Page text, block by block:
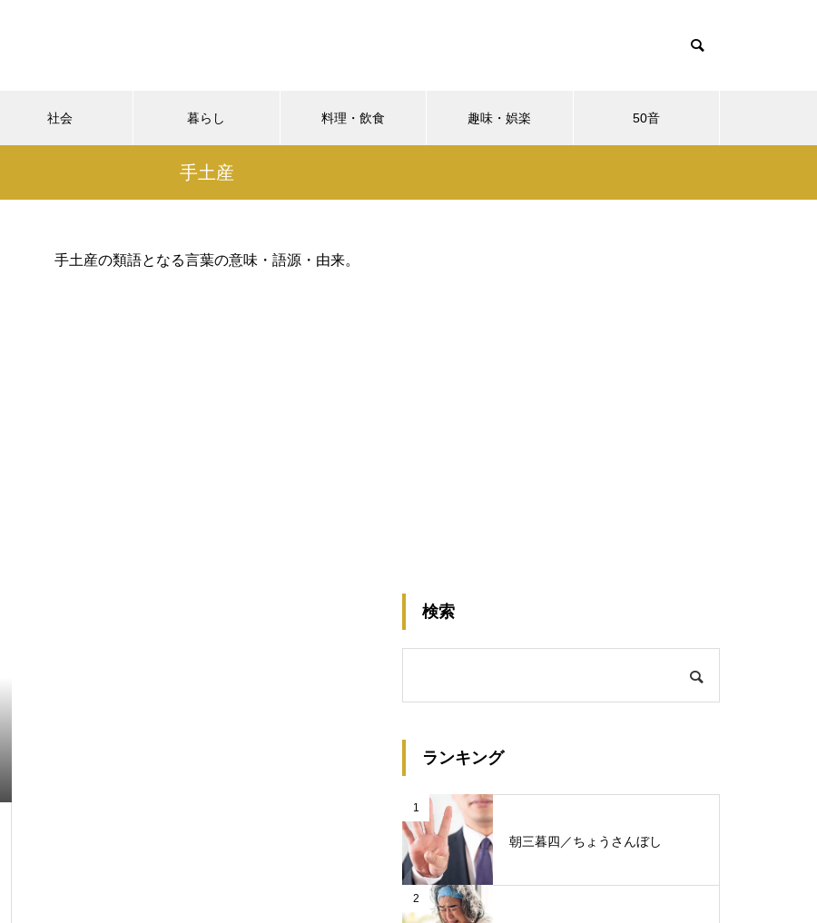
社会 暮らし 料理・飲食 趣味・娯楽 50音
手土産
手土産の類語となる言葉の意味・語源・由来。
検索
ランキング
1
朝三暮四／ちょうさんぼし
2